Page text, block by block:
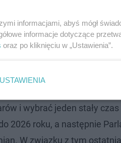
światła
coraz częściej podkreśla
bowiem Parlament
pojawiła się nawet
i wybrać jeden stały
2026 roku, a następnie
W związku z tym
informacjami, abyś mógł
informacje dotyczące
oraz po kliknięciu w „Ustawienia”.
USTAWIENIA